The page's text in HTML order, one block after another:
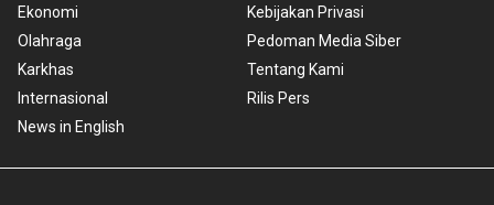
Ekonomi
Olahraga
Karkhas
Internasional
News in English
Kebijakan Privasi
Pedoman Media Siber
Tentang Kami
Rilis Pers